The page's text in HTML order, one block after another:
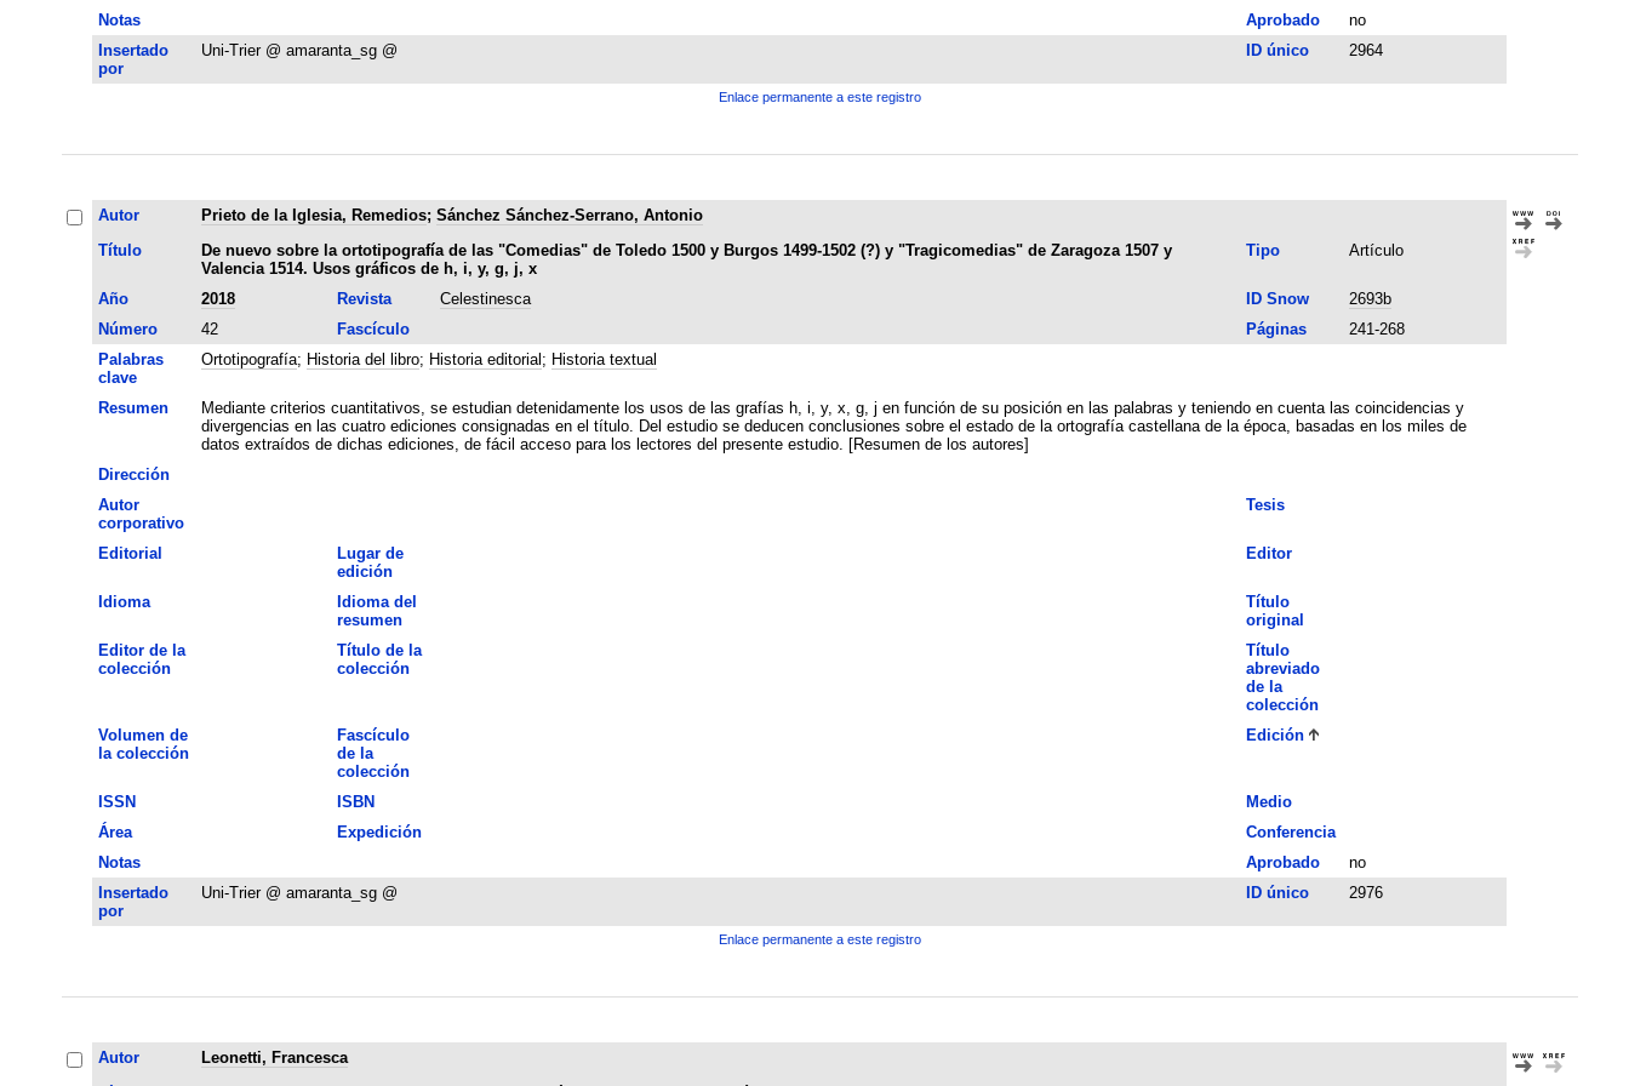
Notas
Aprobado
no
Insertado
por
Uni-Trier @ amaranta_sg @ ID único 2964
Enlace permanente a este registro
Autor Prieto de la Iglesia, Remedios; Sánchez Sánchez-Serrano, Antonio
Título
De nuevo sobre la ortotipografía de las "Comedias" de Toledo 1500 y Burgos 1499-1502 (?) y "Tragicomedias" de Zaragoza 1507 y
Valencia 1514. Usos gráficos de h, i, y, g, j, x
Tipo Artículo
Año 2018 Revista Celestinesca ID Snow
2693b
Número
42 Fascículo Páginas
241-268
Palabras
clave
Ortotipografía; Historia del libro; Historia editorial ; Historia textual
Resumen
Mediante criterios cuantitativos, se estudian detenidamente los usos de las grafías h, i, y, x, g, j en función de su posición en las palabras y teniendo en cuenta las coincidencias y
divergencias en las cuatro ediciones consignadas en el título. Del estudio se deducen conclusiones sobre el estado de la ortografía castellana de la época, basadas en los miles de
datos extraídos de dichas ediciones, de fácil acceso para los lectores del presente estudio. [Resumen de los autores]
Dirección
Autor
corporativo
Tesis
Editorial
Lugar de
edición
Editor
Idioma
Idioma del
resumen
Título
original
Editor de la
colección
Título de la
colección
Título
abreviado
de la
colección
Volumen de
la colección
Fascículo
de la
colección
Edición
ISSN ISBN
Medio
Área
Expedición
Conferencia
Notas
Aprobado
no
Insertado
por
Uni-Trier @ amaranta_sg @ ID único 2976
Enlace permanente a este registro
Autor
Leonetti, Francesca